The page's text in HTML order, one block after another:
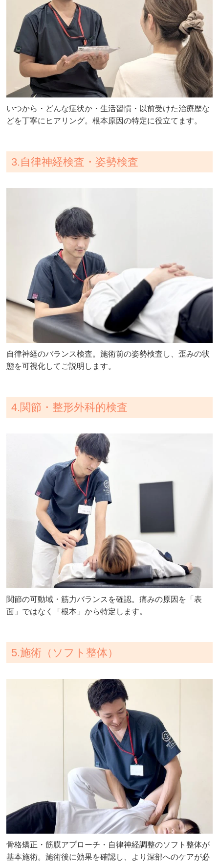
いつから・どんな症状か・生活習慣・以前受けた治療歴な
どを丁寧にヒアリング。根本原因の特定に役立てます。
3.自律神経検査・姿勢検査
自律神経のバランス検査。施術前の姿勢検査し、歪みの状
態を可視化してご説明します。
4.関節・整形外科的検査
関節の可動域・筋力バランスを確認。痛みの原因を「表
面」ではなく「根本」から特定します。
5.施術（ソフト整体）
骨格矯正・筋膜アプローチ・自律神経調整のソフト整体が
基本施術。施術後に効果を確認し、より深部へのケアが必